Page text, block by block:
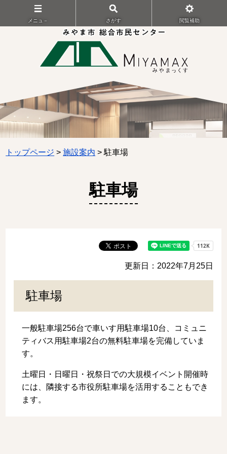
メニュ－ さがす 閲覧補助
トップページ >施設案内 > 駐車場
駐車場
更新日：2022年7月25日
駐車場
一般駐車場256台で車いす用駐車場10台、コミュニ
ティバス用駐車場2台の無料駐車場を完備していま
す。
土曜日・日曜日・祝祭日での大規模イベント開催時
には、隣接する市役所駐車場を活用することもでき
ます。